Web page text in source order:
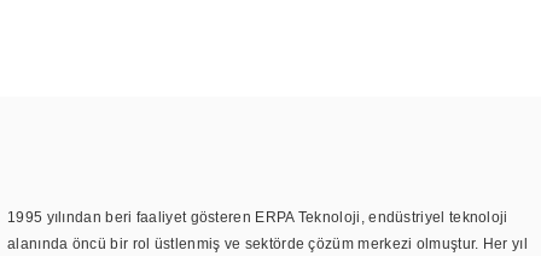
1995 yılından beri faaliyet gösteren ERPA Teknoloji, endüstriyel teknoloji
alanında öncü bir rol üstlenmiş ve sektörde çözüm merkezi olmuştur. Her yıl